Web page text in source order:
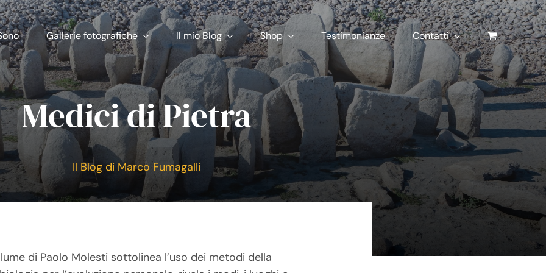
Gallerie fotografiche Il mio Blog Shop Testimonianze Contatti
Medici di Pietra
Il Blog di Marco Fumagalli
di Paolo Molesti sottolinea l’uso dei metodi della